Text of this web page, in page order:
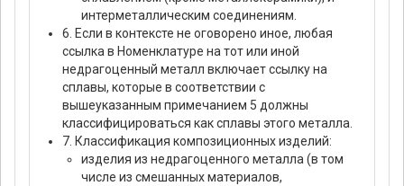
интерметаллическим соединениям.
6. Если в контексте не оговорено иное, любая
ссылка в Номенклатуре на тот или иной
недрагоценный металл включает ссылку на
сплавы, которые в соответствии с
вышеуказанным примечанием 5 должны
классифицироваться как сплавы этого металла.
7. Классификация композиционных изделий:
изделия из недрагоценного металла (в том
числе из смешанных материалов,